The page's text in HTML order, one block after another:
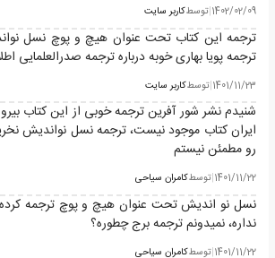
1402/02/09
|توسطکاربر سایت
ترجمه این کتاب تحت عنوان هیچ و پوچ نسل
ترجمه پویا بهاری خوبه درباره ترجمه صدرالعلمایی
1401/11/23
|توسطکاربر سایت
شنیدم نشر شور آفرین ترجمه خوبی از این کتاب
ایران کتاب موجود نیست، ترجمه نسل نواندیش
رو مطمئن نیستم
1401/11/22
|توسطکامران سیاحی
نسل نو اندیش تحت عنوان هیچ و پوچ ترجمه
نداره، نمیدونم ترجمه برج چطوره؟
1401/11/22
|توسطکامران سیاحی